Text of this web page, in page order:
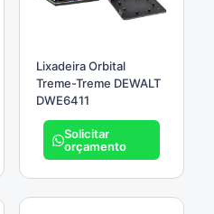
Lixadeira Orbital
Treme-Treme DEWALT
DWE6411
Solicitar
orçamento